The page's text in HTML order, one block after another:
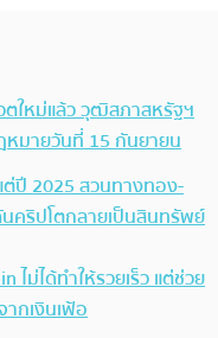
ตใหม่แล้ว วุฒิสภาสหรัฐฯ
มายวันที่ 15 กันยายน
ปี 2025 สวนทางทอง-
คริปโตกลายเป็นสินทรัพย์
ไม่ได้ทำให้รวยเร็ว แต่ช่วย
กเงินเฟ้อ